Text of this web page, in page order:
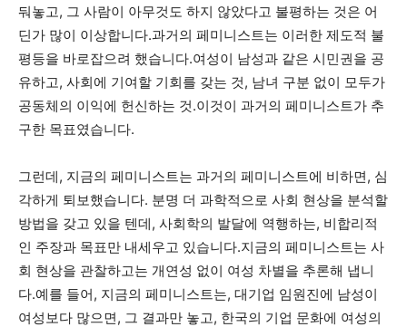
둬놓고, 그 사람이 아무것도 하지 않았다고 불평하는 것은 어
딘가 많이 이상합니다.과거의 페미니스트는 이러한 제도적 불
평등을 바로잡으려 했습니다.여성이 남성과 같은 시민권을 공
유하고, 사회에 기여할 기회를 갖는 것, 남녀 구분 없이 모두가
공동체의 이익에 헌신하는 것.이것이 과거의 페미니스트가 추
구한 목표였습니다.
그런데, 지금의 페미니스트는 과거의 페미니스트에 비하면, 심
각하게 퇴보했습니다. 분명 더 과학적으로 사회 현상을 분석할
방법을 갖고 있을 텐데, 사회학의 발달에 역행하는, 비합리적
인 주장과 목표만 내세우고 있습니다.지금의 페미니스트는 사
회 현상을 관찰하고는 개연성 없이 여성 차별을 추론해 냅니
다.예를 들어, 지금의 페미니스트는, 대기업 임원진에 남성이
여성보다 많으면, 그 결과만 놓고, 한국의 기업 문화에 여성의